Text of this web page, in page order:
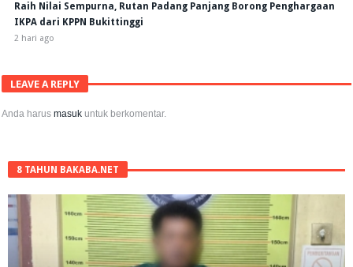
Raih Nilai Sempurna, Rutan Padang Panjang Borong Penghargaan
IKPA dari KPPN Bukittinggi
2 hari ago
LEAVE A REPLY
Anda harusmasuk untuk berkomentar.
8 TAHUN BAKABA.NET